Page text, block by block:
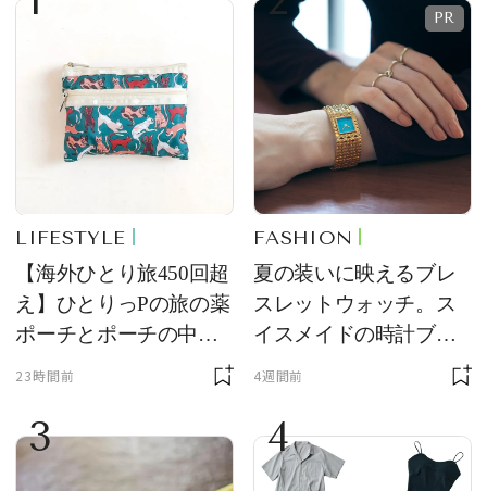
LIFESTYLE
【海外ひとり旅450回超
え】ひとりっPの旅の薬
ポーチとポーチの中身
を初公開！ 本当に使え
ム
23時間前
FASHION
夏の装いに映えるブレ
スレットウォッチ。ス
イスメイドの時計ブラ
ンド【フレデリック・
をレビュー。【それい
け！ 良品ハンター】
4週間前
3 4